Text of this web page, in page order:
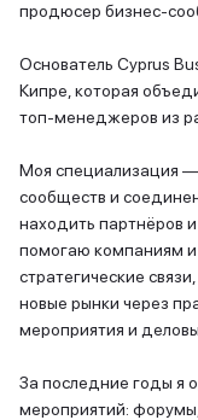
продюсер бизнес-
Основатель Cyprus
Кипре, которая
топ-менеджеров из
Моя специализация —
сообществ и
находить партнёров
помогаю компаниям
стратегические
новые рынки через
мероприятия и
За последние годы я
мероприятий: